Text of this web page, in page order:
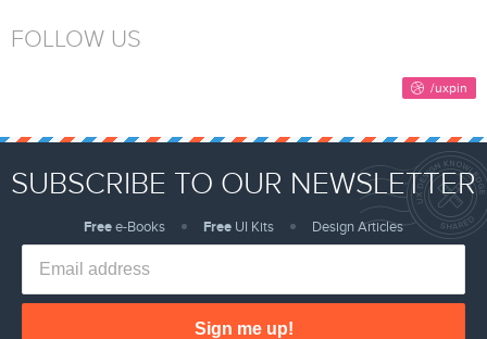
FOLLOW US
SUBSCRIBE TO OUR NEWSLETTER
Freee-Books Free UI Kits Design Articles
Sign me up!